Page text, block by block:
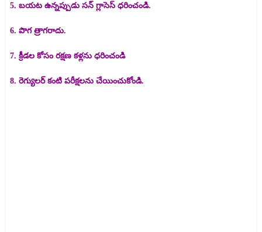
5. బయట ఉన్నప్పుడు సన్ గ్లాసెస్ ధరించండి.
6. పొగ త్రాగరాదు.
7. క్రీడల కోసం రక్షణ కళ్లను ధరించండి
8. రెగ్యులర్ కంటి పరీక్షలను చేయించుకోండి.